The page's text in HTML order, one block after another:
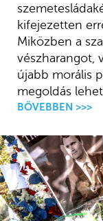
kifejezetten
Miközben a
vészharangot,
újabb morális
megoldás
BŐVEBBEN >>>